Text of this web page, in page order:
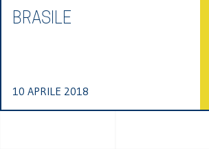
BRASILE
10 APRILE 2018